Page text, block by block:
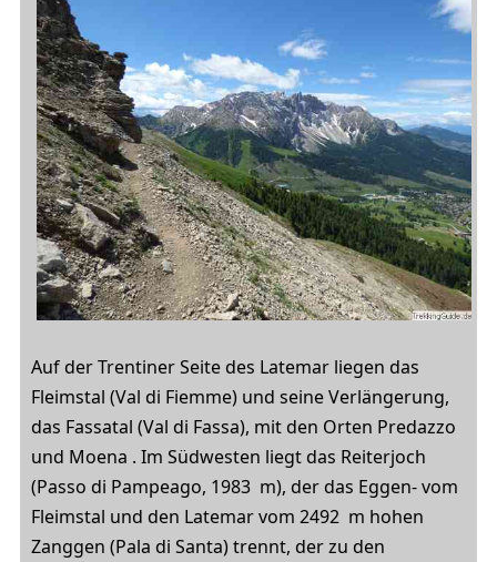
Auf der Trentiner Seite des Latemar liegen das
Fleimstal (Val di Fiemme) und seine Verlängerung,
das Fassatal (Val di Fassa), mit den Orten Predazzo
und Moena . Im Südwesten liegt das Reiterjoch
(Passo di Pampeago, 1983 m), der das Eggen- vom
Fleimstal und den Latemar vom 2492 m hohen
Zanggen (Pala di Santa) trennt, der zu den